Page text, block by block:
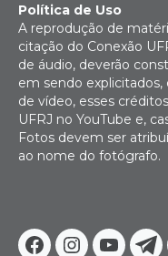
Política de Uso
A reprodução de
citação do Conexão
de áudio, deverão
em sendo explicitados,
de vídeo, esses
UFRJ no YouTube e,
Fotos devem ser
ao nome do fotógrafo.